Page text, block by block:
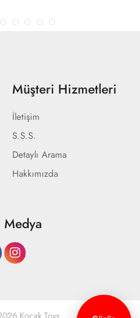
Müşteri Hizmetleri
İletişim
S.S.S.
Detaylı Arama
Hakkımızda
Medya
Koçak Toys